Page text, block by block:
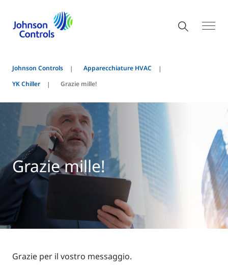
Johnson Controls
Apparecchiature HVAC
YK Chiller
Grazie mille!
Grazie mille!
Grazie per il vostro messaggio.